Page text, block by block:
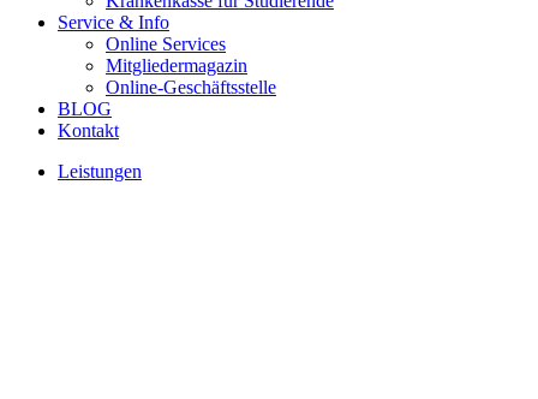
Service & Info
Online Services
Mitgliedermagazin
Online-Geschäftsstelle
BLOG
Kontakt
Leistungen